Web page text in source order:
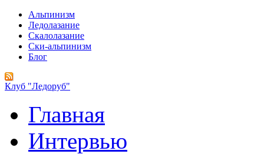
Альпинизм
Ледолазание
Скалолазание
Ски-альпинизм
Блог
Клуб "Ледоруб"
Главная
Интервью